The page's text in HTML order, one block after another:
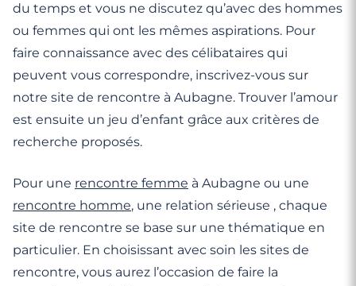
du temps et vous ne discutez qu’avec des hommes
ou femmes qui ont les mêmes aspirations. Pour
faire connaissance avec des célibataires qui
peuvent vous correspondre, inscrivez-vous sur
notre site de rencontre à Aubagne. Trouver l’amour
est ensuite un jeu d’enfant grâce aux critères de
recherche proposés.
Pour une rencontre femme à Aubagne ou une
rencontre homme, une relation sérieuse , chaque
site de rencontre se base sur une thématique en
particulier. En choisissant avec soin les sites de
rencontre, vous aurez l’occasion de faire la